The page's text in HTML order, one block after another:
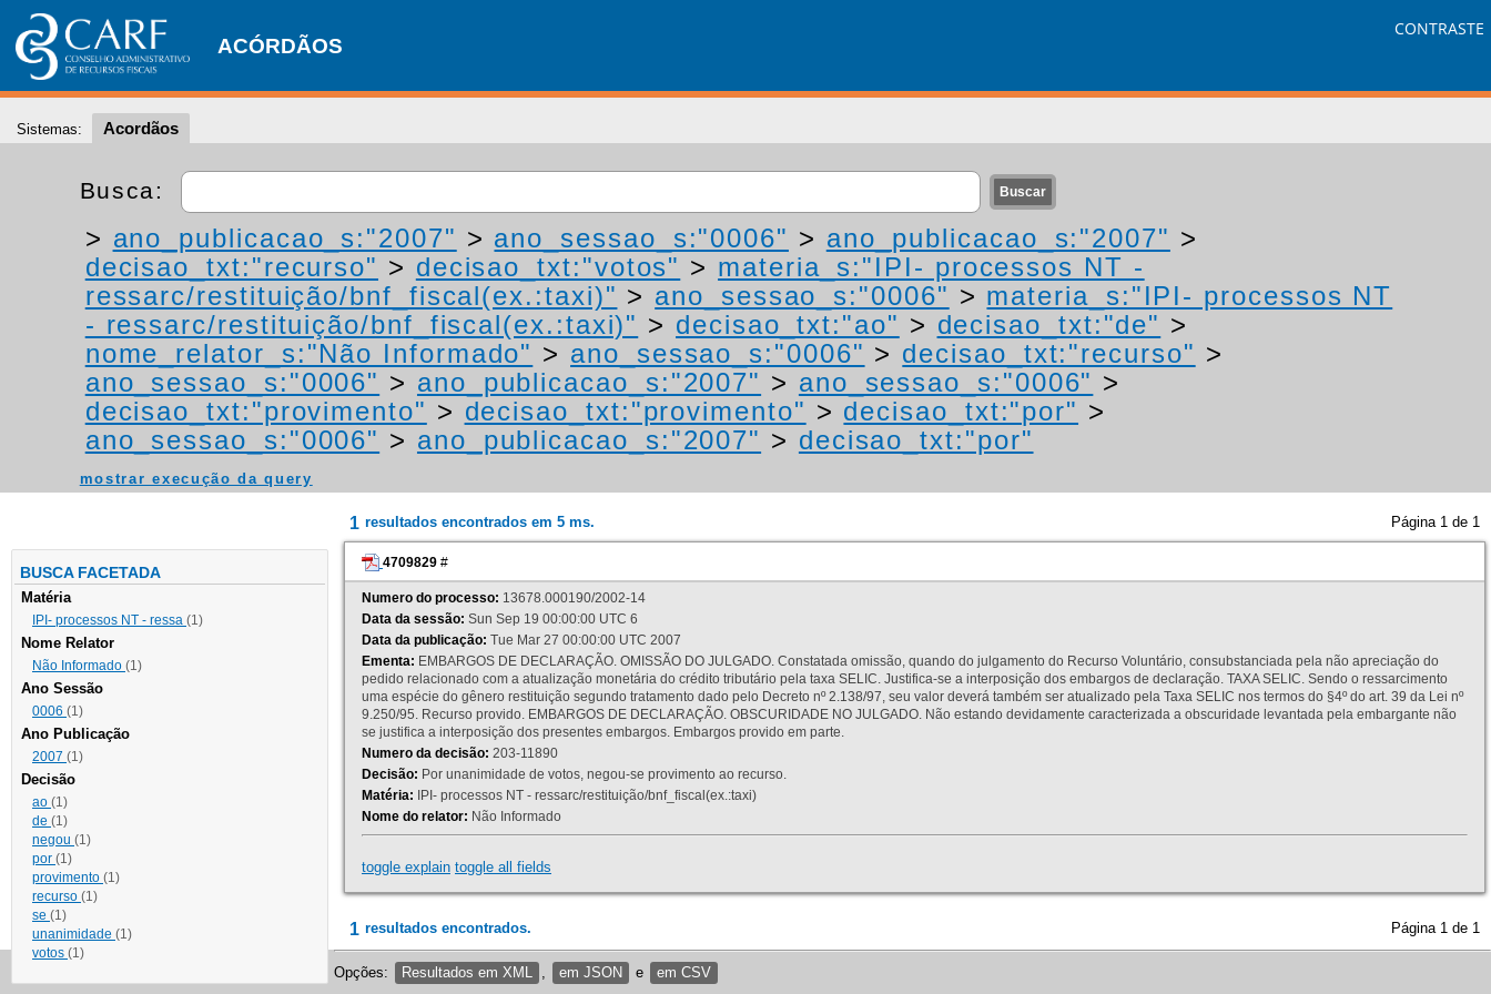
ACÓRDÃOS
CONTRASTE
Sistemas: Acordãos
Busca:
> ano_publicacao_s:"2007" > ano_sessao_s:"0006" > ano_publicacao_s:"2007" >
decisao_txt:"recurso" > decisao_txt:"votos" > materia_s:"IPI- processos NT -
ressarc/restituição/bnf_fiscal(ex.:taxi)" > ano_sessao_s:"0006" > materia_s:"IPI- processos NT
- ressarc/restituição/bnf_fiscal(ex.:taxi)" > decisao_txt:"ao" > decisao_txt:"de" >
nome_relator_s:"Não Informado" > ano_sessao_s:"0006" > decisao_txt:"recurso" >
ano_sessao_s:"0006" > ano_publicacao_s:"2007" > ano_sessao_s:"0006" >
decisao_txt:"provimento" > decisao_txt:"provimento" > decisao_txt:"por" >
ano_sessao_s:"0006" > ano_publicacao_s:"2007" > decisao_txt:"por"
mostrar execução da query
BUSCA FACETADA
Matéria
IPI- processos NT - ressa (1)
Nome Relator
Não Informado (1)
Ano Sessão
0006 (1)
Ano Publicação
2007 (1)
Decisão
ao (1)
de (1)
negou (1)
por (1)
provimento (1)
recurso (1)
se (1)
unanimidade (1)
votos (1)
1 resultados encontrados em 5 ms. Página 1 de 1
4709829 #
Numero do processo: 13678.000190/2002-14
Data da sessão: Sun Sep 19 00:00:00 UTC 6
Data da publicação: Tue Mar 27 00:00:00 UTC 2007
Ementa: EMBARGOS DE DECLARAÇÃO. OMISSÃO DO JULGADO. Constatada omissão, quando do julgamento do Recurso Voluntário, consubstanciada pela não apreciação do
pedido relacionado com a atualização monetária do crédito tributário pela taxa SELIC. Justifica-se a interposição dos embargos de declaração. TAXA SELIC. Sendo o ressarcimento
uma espécie do gênero restituição segundo tratamento dado pelo Decreto nº 2.138/97, seu valor deverá também ser atualizado pela Taxa SELIC nos termos do §4º do art. 39 da Lei nº
9.250/95. Recurso provido. EMBARGOS DE DECLARAÇÃO. OBSCURIDADE NO JULGADO. Não estando devidamente caracterizada a obscuridade levantada pela embargante não
se justifica a interposição dos presentes embargos. Embargos provido em parte.
Numero da decisão: 203-11890
Decisão: Por unanimidade de votos, negou-se provimento ao recurso.
Matéria: IPI- processos NT - ressarc/restituição/bnf_fiscal(ex.:taxi)
Nome do relator: Não Informado
toggle explain toggle all fields
1 resultados encontrados. Página 1 de 1
Opções: Resultados em XML em JSON e em CSV